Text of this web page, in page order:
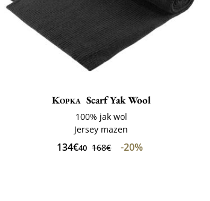
Kopka Scarf Yak Wool
100% jak wol
Jersey mazen
134€40 168€ -20%